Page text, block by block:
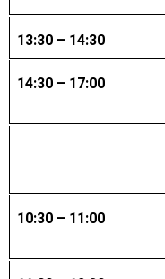
13:30 – 14:30
14:30 – 17:00
10:30 – 11:00